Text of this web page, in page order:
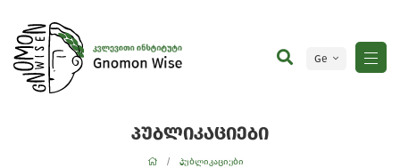
Ge
პუბლიკაციები
პუბლიკაციები